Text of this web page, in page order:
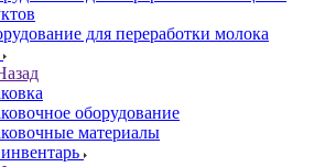
для переработки молока
оборудование
материалы